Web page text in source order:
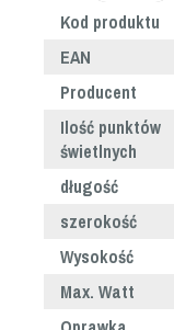
Kod produktu
EAN
Producent
Ilość punktów
świetlnych
długość
szerokość
Wysokość
Max. Watt